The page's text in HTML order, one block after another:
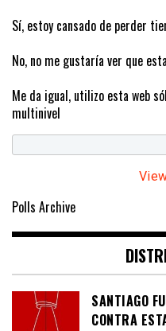
Sí, estoy cansado de perder
No, no me gustaría ver que
Me da igual, utilizo esta web
multinivel
Polls Archive
SANTIAGO
CONTRA